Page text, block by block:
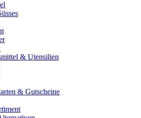
& Utensilien
& Gutscheine